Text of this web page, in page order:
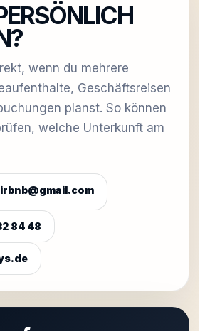
wenn du mehrere
Geschäftsreisen
planst. So können
welche Unterkunft am
84 48